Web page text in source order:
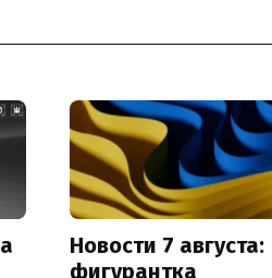
Новости 7 августа:
фигурантка